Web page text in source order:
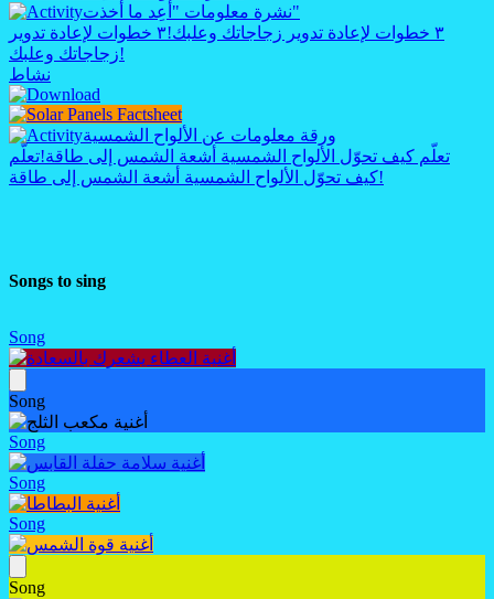
نشرة معلومات "أعِد ما أخذت"
٣ خطوات لإعادة تدوير زجاجاتك وعلبك!
٣ خطوات لإعادة تدوير
زجاجاتك وعلبك!
نشاط
ورقة معلومات عن الألواح الشمسية
تعلّم كيف تحوّل الألواح الشمسية أشعة الشمس إلى طاقة!تعلّم
كيف تحوّل الألواح الشمسية أشعة الشمس إلى طاقة!
Songs to sing
Song
Song
Song
Song
Song
Song